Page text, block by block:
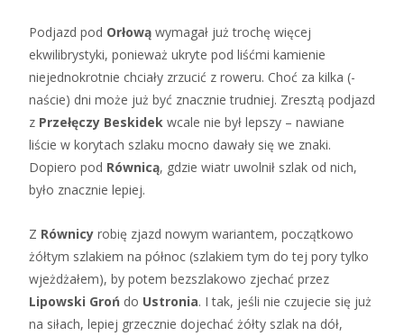
Podjazd pod Orłową wymagał już trochę więcej
ekwilibrystyki, ponieważ ukryte pod liśćmi kamienie
niejednokrotnie chciały zrzucić z roweru. Choć za kilka (-
naście) dni może już być znacznie trudniej. Zresztą podjazd
z Przełęczy Beskidek wcale nie był lepszy – nawiane
liście w korytach szlaku mocno dawały się we znaki.
Dopiero pod Równicą, gdzie wiatr uwolnił szlak od nich,
było znacznie lepiej.
Z Równicy robię zjazd nowym wariantem, początkowo
żółtym szlakiem na północ (szlakiem tym do tej pory tylko
wjeżdżałem), by potem bezszlakowo zjechać przez
Lipowski Groń do Ustronia. I tak, jeśli nie czujecie się już
na siłach, lepiej grzecznie dojechać żółty szlak na dół,